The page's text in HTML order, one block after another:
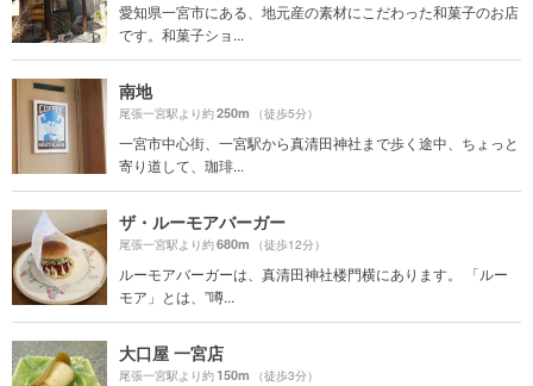
愛知県一宮市にある、地元産の素材にこだわった和菓子のお店
です。和菓子ショ...
南地
尾張一宮駅より約250m （徒歩5分）
一宮市中心街、一宮駅から真清田神社まで歩く途中、ちょっと
寄り道して、珈琲...
ザ・ルーモアバーガー
尾張一宮駅より約680m （徒歩12分）
ルーモアバーガーは、真清田神社楼門横にあります。 「ルー
モア」とは、”噂...
大口屋 一宮店
尾張一宮駅より約150m （徒歩3分）